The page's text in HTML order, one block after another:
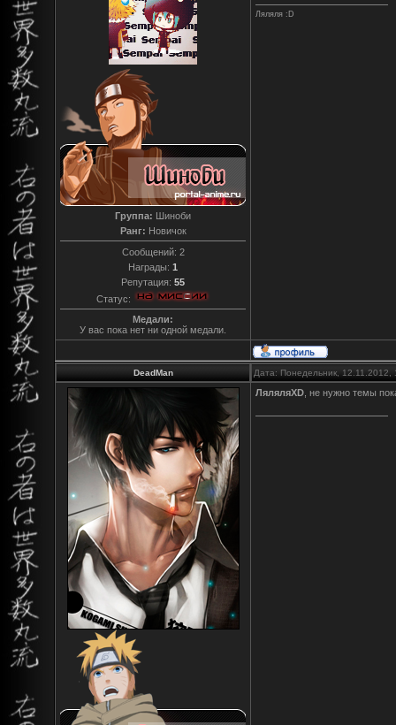
Группа: Шиноби
Ранг: Новичок
Сообщений: 2
Награды: 1
Репутация: 55
Статус:
Медали:
У вас пока нет ни одной медали.
Ляляля :D
DeadMan Дата: Понедельник,
ЛяляляXD , не нужно темы